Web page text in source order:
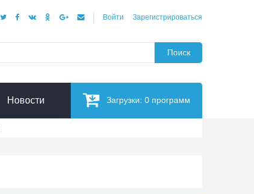
Войти Зарегистрироваться
Поиск
Новости Загрузки: 0 программ